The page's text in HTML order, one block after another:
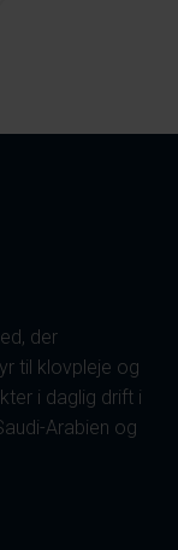
der
til klovpleje og
i daglig drift i
Arabien og